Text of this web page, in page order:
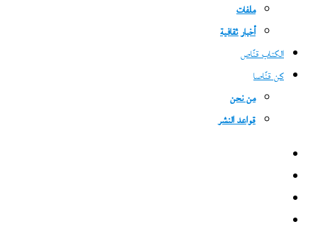
ملفات
أخبار ثقافية
الكتاب قنّاص
كن قنّاصا
من نحن
قواعد النشر